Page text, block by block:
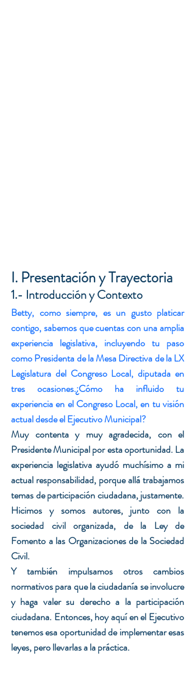
I. Presentación y Trayectoria
1.- Introducción y Contexto
Betty, como siempre, es un gusto platicar
contigo, sabemos que cuentas con una amplia
experiencia legislativa, incluyendo tu paso
como Presidenta de la Mesa Directiva de la LX
Legislatura del Congreso Local, diputada en
tres ocasiones.¿Cómo ha influido tu
experiencia en el Congreso Local, en tu visión
actual desde el Ejecutivo Municipal?
Muy contenta y muy agradecida, con el
Presidente Municipal por esta oportunidad. La
experiencia legislativa ayudó muchísimo a mi
actual responsabilidad, porque allá trabajamos
temas de participación ciudadana, justamente.
Hicimos y somos autores, junto con la
sociedad civil organizada, de la Ley de
Fomento a las Organizaciones de la Sociedad
Civil.
Y también impulsamos otros cambios
normativos para que la ciudadanía se involucre
y haga valer su derecho a la participación
ciudadana. Entonces, hoy aquí en el Ejecutivo
tenemos esa oportunidad de implementar esas
leyes, pero llevarlas a la práctica.